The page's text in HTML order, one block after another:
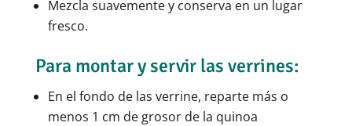
Mezcla suavemente y conserva en un lugar
fresco.
Para montar y servir las verrines:
En el fondo de las verrine, reparte más o
menos 1 cm de grosor de la quinoa